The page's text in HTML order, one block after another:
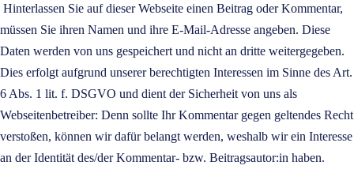
Hinterlassen Sie auf dieser Webseite einen Beitrag oder Kommentar,
müssen Sie ihren Namen und ihre E-Mail-Adresse angeben. Diese
Daten werden von uns gespeichert und nicht an dritte weitergegeben.
Dies erfolgt aufgrund unserer berechtigten Interessen im Sinne des Art.
6 Abs. 1 lit. f. DSGVO und dient der Sicherheit von uns als
Webseitenbetreiber: Denn sollte Ihr Kommentar gegen geltendes Recht
verstoßen, können wir dafür belangt werden, weshalb wir ein Interesse
an der Identität des/der Kommentar- bzw. Beitragsautor:in haben.